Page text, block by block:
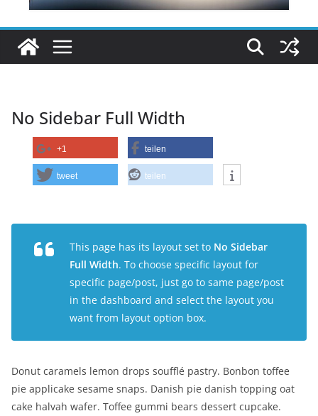
No Sidebar Full Width
+1 teilen
tweet teilen
This page has its layout set to No Sidebar
Full Width. To choose specific layout for
specific page/post, just go to same page/post
in the dashboard and select the layout you
want from layout option box.
Donut caramels lemon drops soufflé pastry. Bonbon toffee
pie applicake sesame snaps. Danish pie danish topping oat
cake halvah wafer. Toffee gummi bears dessert cupcake.